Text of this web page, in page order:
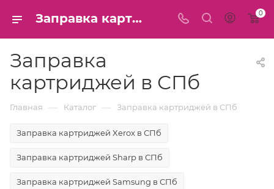
Заправка картриджей в СПб 0
Заправка
картриджей в СПб
Главная — Каталог — Заправка картриджей в СПб
Заправка картриджей Xerox в СПб
Заправка картриджей Sharp в СПб
Заправка картриджей Samsung в СПб